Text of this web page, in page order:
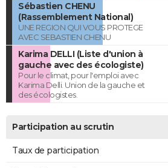
Sébastien CHENU
(Rassemblement National)
UNE REGION QUI VOUS PROTEGE
AVEC SEBASTIEN CHENU
Karima DELLI (Liste d'union à
gauche avec des écologiste)
Pour le climat, pour l'emploi avec
Karima Delli. Union de la gauche et
des écologistes.
Participation au scrutin
Taux de participation